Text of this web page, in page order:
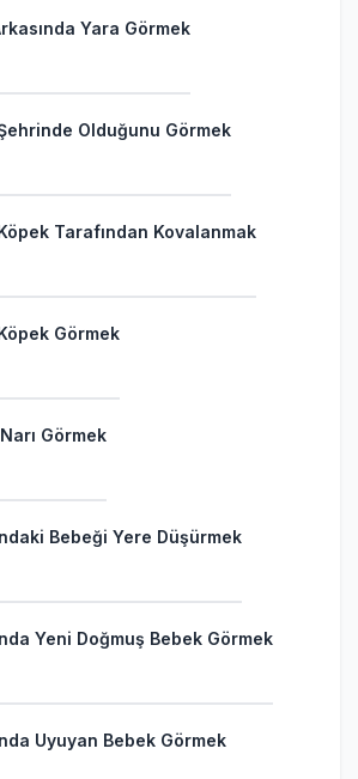
Yara Görmek
Olduğunu Görmek
Tarafından Kovalanmak
Görmek
Görmek
Bebeği Yere Düşürmek
Yeni Doğmuş Bebek Görmek
Uyuyan Bebek Görmek